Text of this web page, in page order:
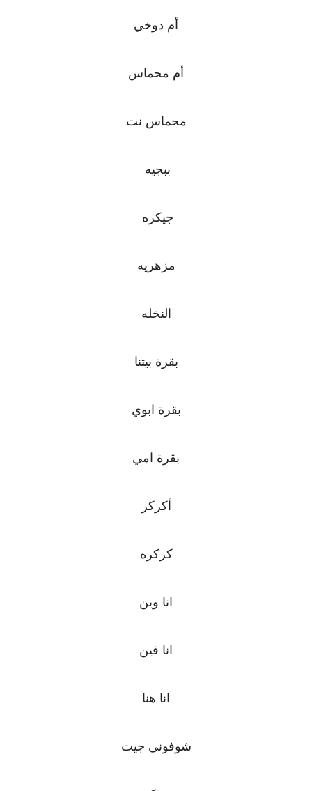
أم دوخي
أم محماس
محماس نت
ببجيه
جيكره
مزهريه
النخله
بقرة بيتنا
بقرة ابوي
بقرة امي
أكركر
كركره
انا وين
انا فين
انا هنا
شوفوني جيت